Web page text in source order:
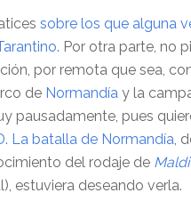
sobre los que alguna
. Por otra parte, no
por remota que sea,
de Normandía y la
pausadamente, pues
La batalla de Normandía,
del rodaje de
estuviera deseando verla.